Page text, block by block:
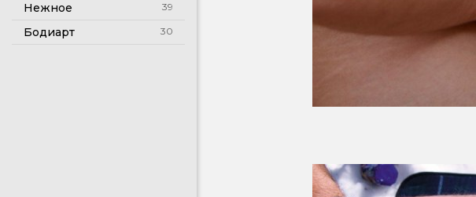
Нежное 39
Бодиарт 30